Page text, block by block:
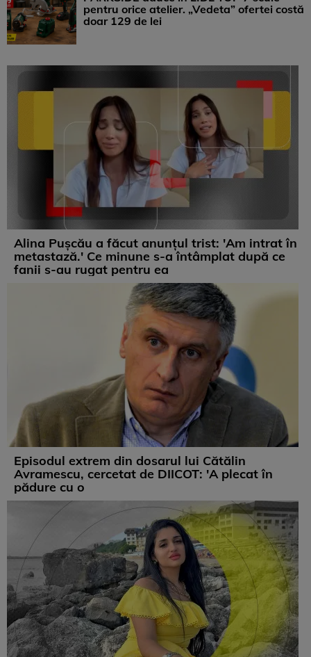
pentru orice atelier. „Vedeta” ofertei costă
doar 129 de lei
Alina Pușcău a făcut anunțul trist: 'Am intrat în
metastază.' Ce minune s-a întâmplat după ce
fanii s-au rugat pentru ea
Episodul extrem din dosarul lui Cătălin
Avramescu, cercetat de DIICOT: 'A plecat în
pădure cu o